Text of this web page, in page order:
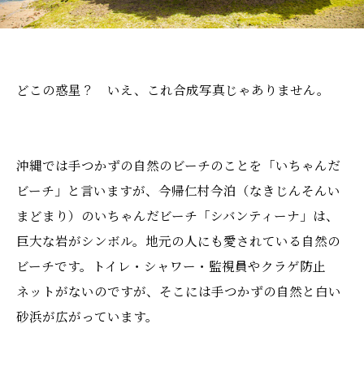
どこの惑星？ いえ、これ合成写真じゃありません。
沖縄では手つかずの自然のビーチのことを「いちゃんだ
ビーチ」と言いますが、今帰仁村今泊（なきじんそんい
まどまり）のいちゃんだビーチ「シバンティーナ」は、
巨大な岩がシンボル。地元の人にも愛されている自然の
ビーチです。トイレ・シャワー・監視員やクラゲ防止
ネットがないのですが、そこには手つかずの自然と白い
砂浜が広がっています。